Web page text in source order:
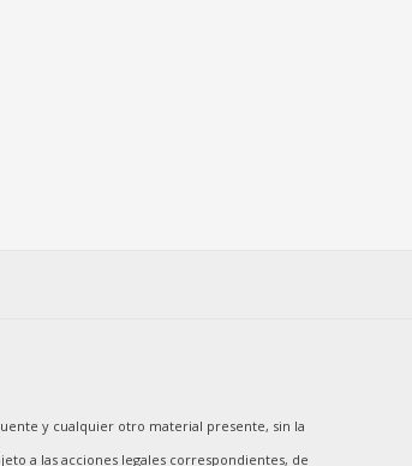
y cualquier otro material presente, sin la
a las acciones legales correspondientes, de